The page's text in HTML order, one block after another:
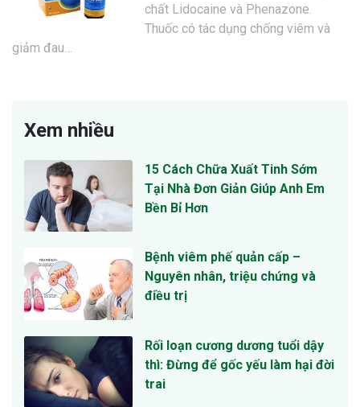
chất Lidocaine và Phenazone.
Thuốc có tác dụng chống viêm và
giảm đau…
Xem nhiều
15 Cách Chữa Xuất Tinh Sớm
Tại Nhà Đơn Giản Giúp Anh Em
Bền Bỉ Hơn
Bệnh viêm phế quản cấp –
Nguyên nhân, triệu chứng và
điều trị
Rối loạn cương dương tuổi dậy
thì: Đừng để gốc yếu làm hại đời
trai